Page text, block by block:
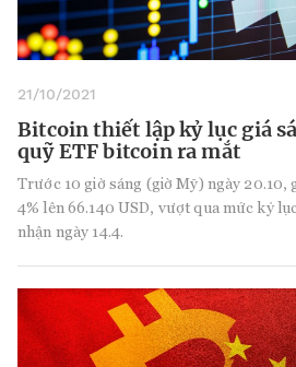
21/10/2021
Bitcoin thiết lập kỷ lục giá
quỹ ETF bitcoin ra mắt
Trước 10 giờ sáng (giờ Mỹ) ngày 20.10,
4% lên 66.140 USD, vượt qua mức kỷ
nhận ngày 14.4.